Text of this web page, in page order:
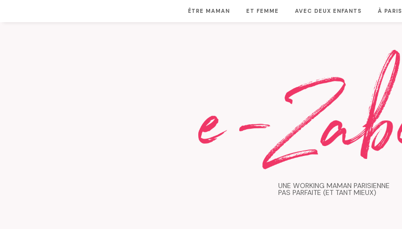
ÊTRE MAMAN ET FEMME AVEC DEUX ENFANTS À PARIS
UNE WORKING MAMAN PARISIENNE
PAS PARFAITE (ET TANT MIEUX)